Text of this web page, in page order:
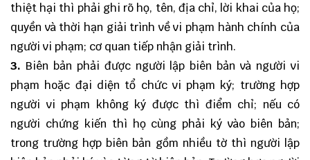
thiệt hại thì phải ghi rõ họ, tên, địa chỉ, lời khai của họ;
quyền và thời hạn giải trình về vi phạm hành chính của
người vi phạm; cơ quan tiếp nhận giải trình.
3. Biên bản phải được người lập biên bản và người vi
phạm hoặc đại diện tổ chức vi phạm ký; trường hợp
người vi phạm không ký được thì điểm chỉ; nếu có
người chứng kiến thì họ cùng phải ký vào biên bản;
trong trường hợp biên bản gồm nhiều tờ thì người lập